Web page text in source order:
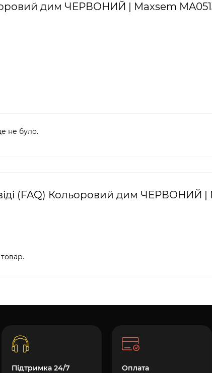
дим ЧЕРВОНИЙ | Maxsem
не було.
(FAQ) Кольоровий дим ЧЕРВОНИЙ |
Підтримка 24/7 Оплата